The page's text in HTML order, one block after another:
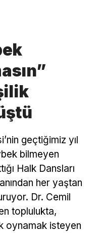
geçtiğimiz yıl
bilmeyen
Halk Dansları
her yaştan
Dr. Cemil
toplulukta,
oynamak isteyen